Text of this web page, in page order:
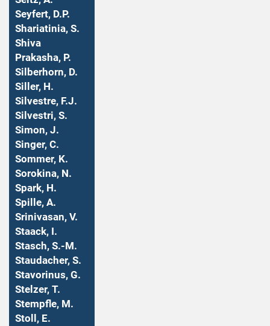
Seyfert, D.P.
Shariatinia, S.
Shiva
Prakasha, P.
Silberhorn, D.
Siller, H.
Silvestre, F.J.
Silvestri, S.
Simon, J.
Singer, C.
Sommer, K.
Sorokina, N.
Spark, H.
Spille, A.
Srinivasan, V.
Staack, I.
Stasch, S.-M.
Staudacher, S.
Stavorinus, G.
Stelzer, T.
Stempfle, M.
Stoll, E.